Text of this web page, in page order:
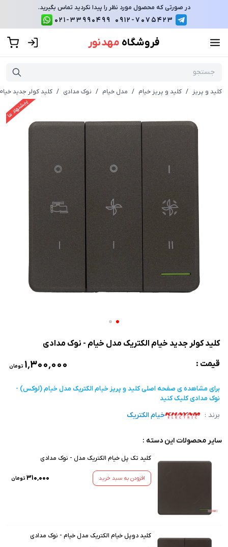
در صورتی که محصول مورد نظر را پیدا نکردید تماس بگیرید.
0912-7075423
021-33990499
فروشگاه مهد نور
کلید و پریز / کلید و پریز خیام / مدل خیام / نوک مدادی / کلید کولر جدید
پیشنهاد ما
کلید کولر جدید خیام الکتریک مدل خیام - نوک مدادی
قیمت :
۱٬۳۰۰٬۰۰۰ تومان
برای مشاهده ی صفحه اصلیکلید و پریز خیام الکتریک مدل خیام (لوکس) -
نوک مدادیکلیک کنید
برند : خیام الکتریک
سایر محصولات این دسته :
کلید تک پل خیام الکتریک مدل - نوک مدادی
افزودن به سبد خرید ۳۱۰٬۰۰۰ تومان
کلید دوپل خیام الکتریک مدل خیام - نوک مدادی